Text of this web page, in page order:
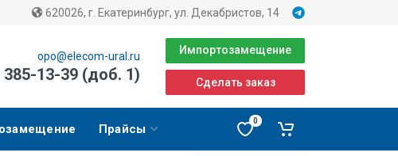
620026, г. Екатеринбург, ул. Декабристов, 14
opo@elecom-ural.ru
385-13-39 (доб. 1)
Импортозамещение
Сделать заказ
Прайсы
0